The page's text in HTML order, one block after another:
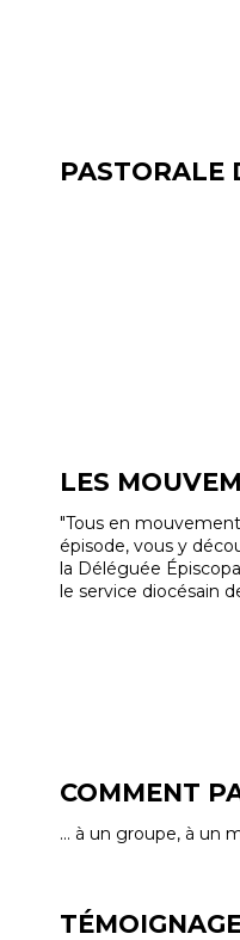
PASTORALE
LES
"Tous en
épisode, vous y
la Déléguée
le service diocésain
COMMENT
... à un groupe, à un